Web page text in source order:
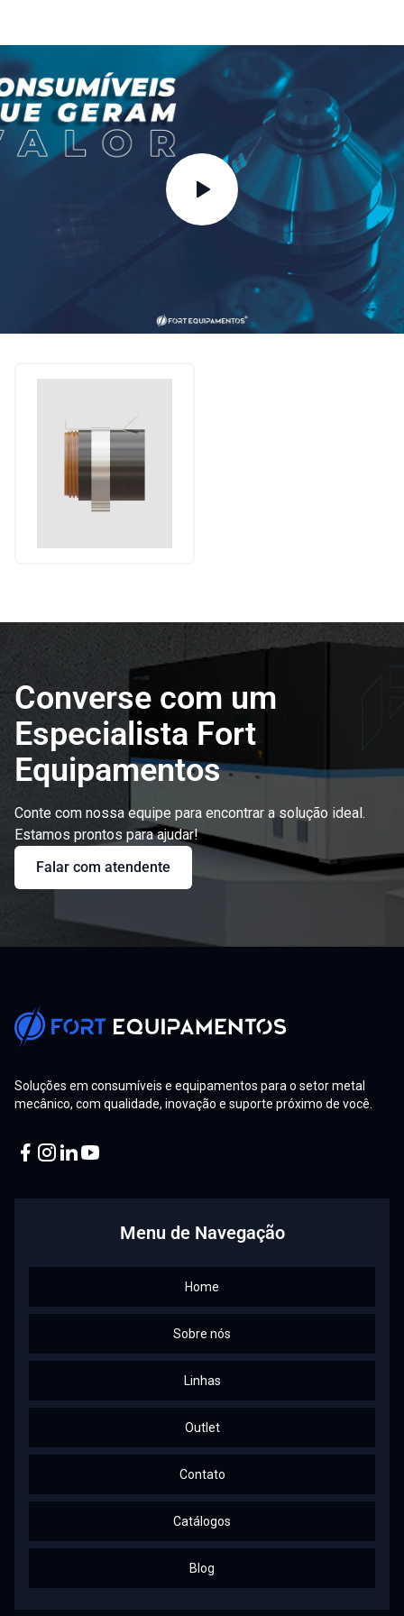
Converse com um
Especialista Fort
Equipamentos
Conte com nossa equipe para encontrar a solução ideal.
Estamos prontos para ajudar!
Falar com atendente
Soluções em consumíveis e equipamentos para o setor metal
mecânico, com qualidade, inovação e suporte próximo de você.
Menu de Navegação
Home
Sobre nós
Linhas
Outlet
Contato
Catálogos
Blog